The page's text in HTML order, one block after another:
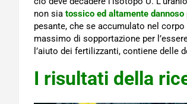
non sia tossico ed altamente dannoso
pesante, che se accumulato nel
massimo di sopportazione per
l’aiuto dei fertilizzanti, contiene
I risultati della